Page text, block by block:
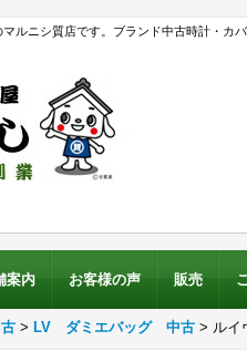
ルニシ質店です。ブランド中古時計・カ
案内 お客様の声 販売
> LV ダミエバッグ 中古 > ル